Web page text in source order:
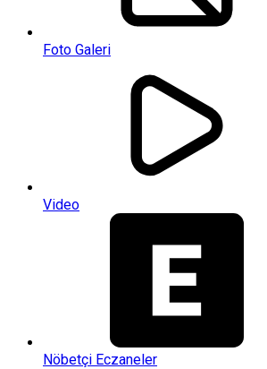
Foto Galeri
Video
Nöbetçi Eczaneler